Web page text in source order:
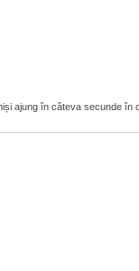
ajung în câteva secunde în